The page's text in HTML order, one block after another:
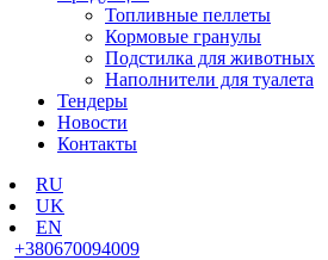
Топливные пеллеты
Кормовые гранулы
Подстилка для животных
Наполнители для туалета
Тендеры
Новости
Контакты
RU
UK
EN
+380670094009